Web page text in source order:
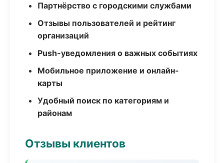
Партнёрство с городскими службами
Отзывы пользователей и рейтинг
организаций
Push-уведомления о важных событиях
Мобильное приложение и онлайн-
карты
Удобный поиск по категориям и
районам
Отзывы клиентов